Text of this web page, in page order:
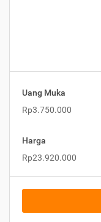
Uang Muka
Rp3.750.000
Harga
Rp23.920.000